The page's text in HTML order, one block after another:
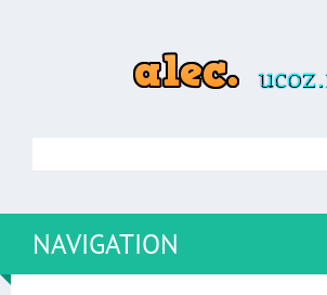
NAVIGATION